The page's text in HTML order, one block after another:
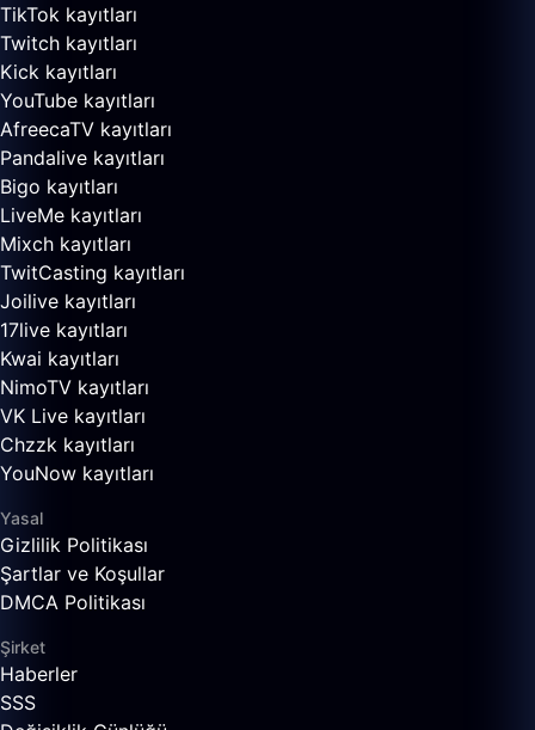
TikTok kayıtları
Twitch kayıtları
Kick kayıtları
YouTube kayıtları
AfreecaTV kayıtları
Pandalive kayıtları
Bigo kayıtları
LiveMe kayıtları
Mixch kayıtları
TwitCasting kayıtları
Joilive kayıtları
17live kayıtları
Kwai kayıtları
NimoTV kayıtları
VK Live kayıtları
Chzzk kayıtları
YouNow kayıtları
Yasal
Gizlilik Politikası
Şartlar ve Koşullar
DMCA Politikası
Şirket
Haberler
SSS